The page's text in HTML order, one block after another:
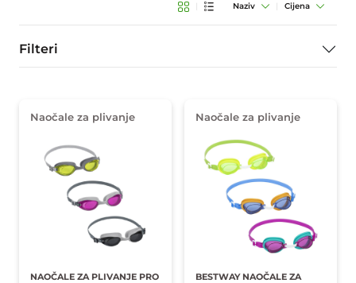
| Naziv | Cijena
Filteri
Naočale za plivanje
NAOČALE ZA PLIVANJE PRO
Naočale za plivanje
BESTWAY NAOČALE ZA